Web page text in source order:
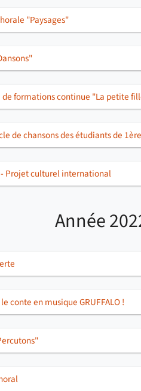
"Paysages"
de formations continue "La petite
de chansons des étudiants de
Projet culturel international
Année
conte en musique GRUFFALO !